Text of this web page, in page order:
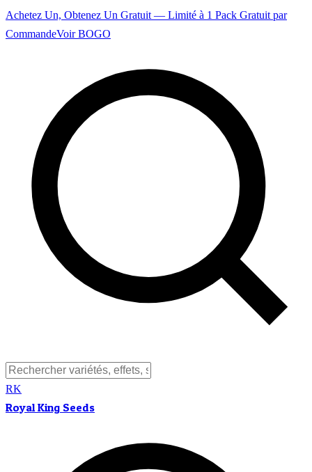
Achetez Un, Obtenez Un Gratuit — Limité à 1 Pack Gratuit par
CommandeVoir BOGO
RK
Royal King Seeds